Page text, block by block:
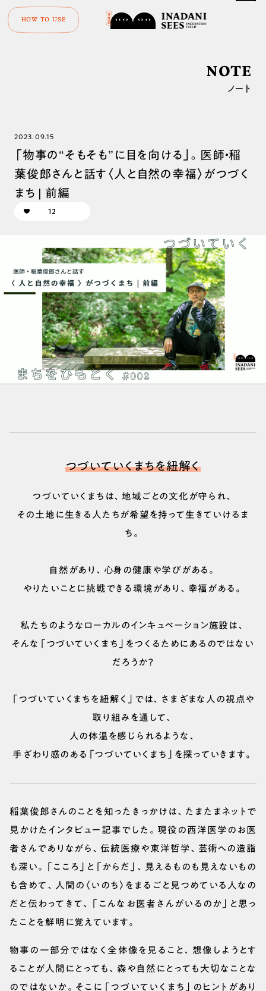
HOW TO USE
NOTE
ノート
2023.09.15
「物事の“そもそも”に目を向ける」。医師・稲
葉俊郎さんと話す〈人と自然の幸福〉がつづく
まち | 前編
12
つづいていくまちを紐解く
つづいていくまちは、地域ごとの文化が守られ、
その土地に生きる人たちが希望を持って生きていけるま
ち。
自然があり、心身の健康や学びがある。
やりたいことに挑戦できる環境があり、幸福がある。
私たちのようなローカルのインキュベーション施設は、
そんな「つづいていくまち」をつくるためにあるのではない
だろうか？
「つづいていくまちを紐解く」では、さまざまな人の視点や
取り組みを通して、
人の体温を感じられるような、
手ざわり感のある「つづいていくまち」を探っていきます。
稲葉俊郎さんのことを知ったきっかけは、たまたまネットで
見かけたインタビュー記事でした。現役の西洋医学のお医
者さんでありながら、伝統医療や東洋哲学、芸術への造詣
も深い。「こころ」と「からだ」、見えるものも見えないもの
も含めて、人間の〈いのち〉をまるごと見つめている人なの
だと伝わってきて、「こんなお医者さんがいるのか」と思っ
たことを鮮明に覚えています。
物事の一部分ではなく全体像を見ること、想像しようとす
ることが人間にとっても、森や自然にとっても大切なことな
のではないか。そこに「つづいていくまち」のヒントがあり